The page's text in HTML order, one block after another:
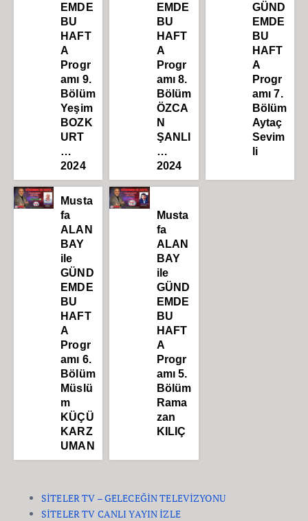
EMDE
BU
HAFT
A
Progr
amı 9.
Bölüm
Yeşim
BOZK
URT
…
2024
EMDE
BU
HAFT
A
Progr
amı 8.
Bölüm
ÖZCA
N
ŞANLI
…
2024
GÜND
EMDE
BU
HAFT
A
Progr
amı 7.
Bölüm
Aytaç
Sevim
li
Musta
fa
ALAN
BAY
ile
GÜND
EMDE
BU
HAFT
A
Progr
amı 6.
Bölüm
Müslü
m
KÜÇÜ
KARZ
UMAN
Musta
fa
ALAN
BAY
ile
GÜND
EMDE
BU
HAFT
A
Progr
amı 5.
Bölüm
Rama
zan
KILIÇ
SİTELER TV – GELECEĞİN TELEVİZYONU
SİTELER TV CANLI YAYIN İZLE